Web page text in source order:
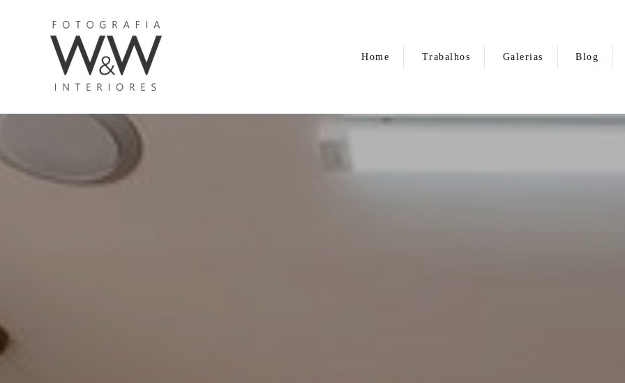
Home Trabalhos Galerias Blog